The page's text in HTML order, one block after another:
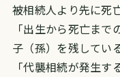
被相続人より先に死
「出生から死亡ま
子（孫）を残してい
「代襲相続が発生す